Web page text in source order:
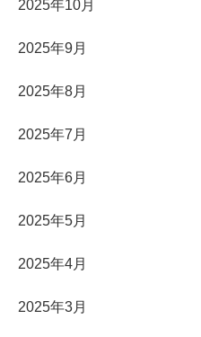
2025年10月
2025年9月
2025年8月
2025年7月
2025年6月
2025年5月
2025年4月
2025年3月